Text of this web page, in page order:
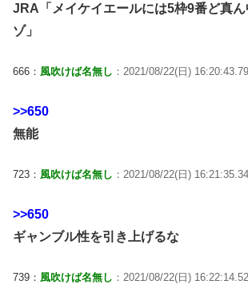
JRA「メイケイエールには5枠9番ど真ん
ゾ」
666： 風吹けば名無し ：2021/08/22(日)
>>650
無能
723： 風吹けば名無し ：2021/08/22(日)
>>650
ギャンブル性を引き上げるな
739： 風吹けば名無し ：2021/08/22(日)